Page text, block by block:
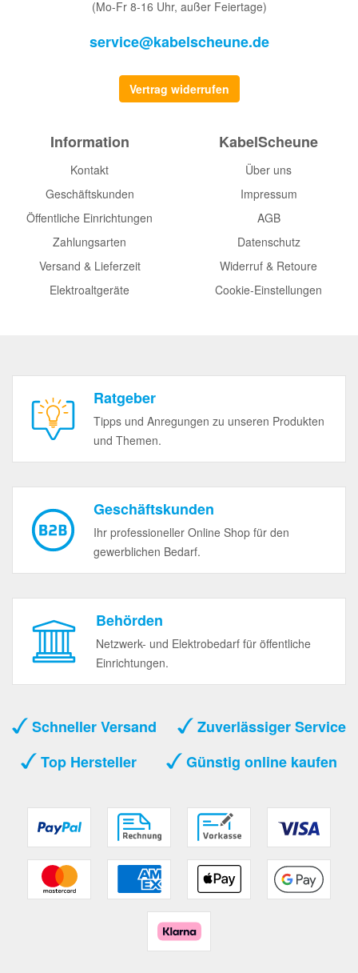
(Mo-Fr 8-16 Uhr, außer Feiertage)
service@kabelscheune.de
Vertrag widerrufen
Information
Kontakt
Geschäftskunden
Öffentliche Einrichtungen
Zahlungsarten
Versand & Lieferzeit
Elektroaltgeräte
KabelScheune
Über uns
Impressum
AGB
Datenschutz
Widerruf & Retoure
Cookie-Einstellungen
Ratgeber
Tipps und Anregungen zu unseren Produkten
und Themen.
Geschäftskunden
Ihr professioneller Online Shop für den
gewerblichen Bedarf.
Behörden
Netzwerk- und Elektrobedarf für öffentliche
Einrichtungen.
Schneller Versand
Zuverlässiger Service
Top Hersteller
Günstig online kaufen